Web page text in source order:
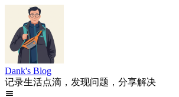
Dank's Blog
记录生活点滴，发现问题，分享解决